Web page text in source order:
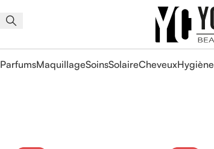
ParfumsMaquillageSoinsSolaireCheveuxHygiène